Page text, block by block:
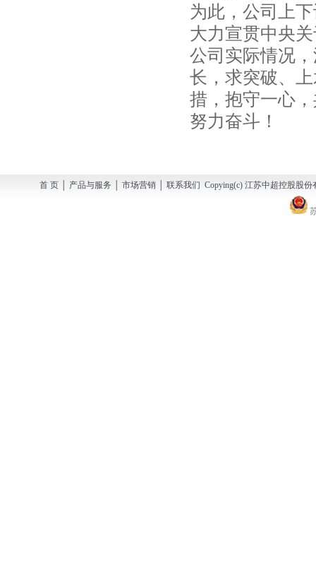
为此，公司上
大力宣贯中央
公司实际情况
长，求突破、
措，抱守一心
努力奋斗！
首 页 │ 产品与服务 │ 市场营销 │ 联系我们 Copying(c) 江苏中超控股股